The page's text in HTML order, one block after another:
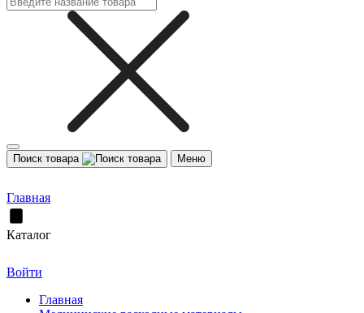
Поиск товара Меню
Главная
Каталог
Войти
Главная